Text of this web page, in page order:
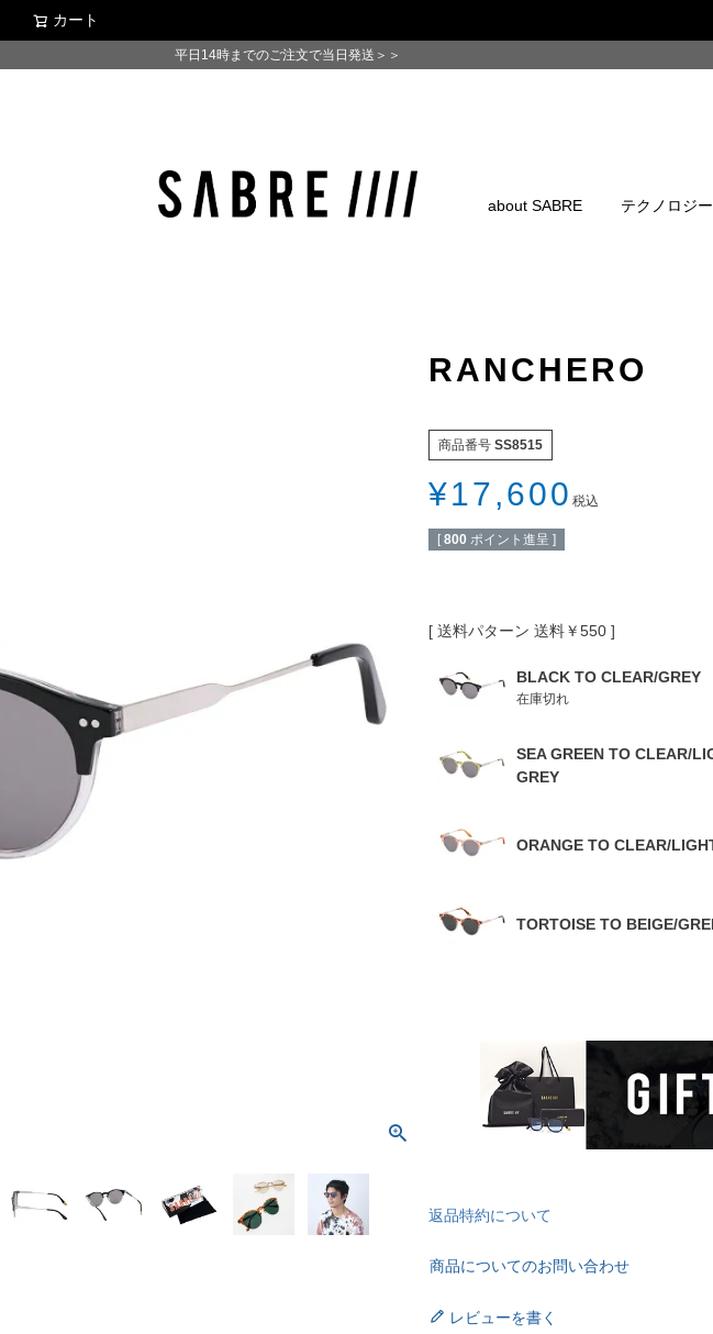
カート
平日14時までのご注文で当日発送＞＞
about SABRE テクノロジー
RANCHERO
商品番号 SS8515
¥17,600 税込
[ 800 ポイント進呈 ]
送料パターン 送料￥550
BLACK TO CLEAR/GREY
在庫切れ
SEA GREEN TO CLEAR/
GREY
ORANGE TO CLEAR/
TORTOISE TO BEIGE/
返品特約について
商品についてのお問い合わせ
レビューを書く